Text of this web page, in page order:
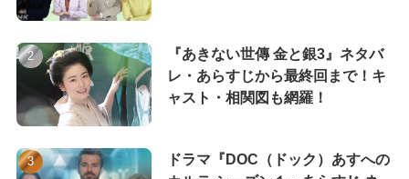
『あきない世傳 金と銀3』ネタバ
レ・あらすじから最終回まで！キ
ャスト・相関図も網羅！
ドラマ『DOC（ドック）あすへの